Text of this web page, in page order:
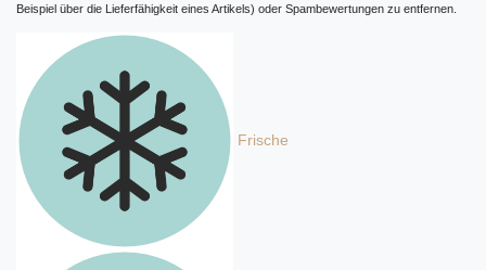
Beispiel über die Lieferfähigkeit eines Artikels) oder Spambewertungen zu entfernen.
Frische